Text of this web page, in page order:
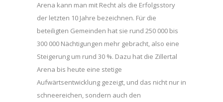
Arena kann man mit Recht als die Erfolgsstory
der letzten 10 Jahre bezeichnen. Für die
beteiligten Gemeinden hat sie rund 250 000 bis
300 000 Nächtigungen mehr gebracht, also eine
Steigerung um rund 30 %. Dazu hat die Zillertal
Arena bis heute eine stetige
Aufwärtsentwicklung gezeigt, und das nicht nur in
schneereichen, sondern auch den